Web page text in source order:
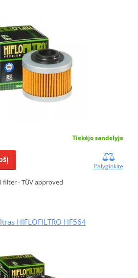
Tiekėjo sandelyje
Palyginkite
filter - TÜV approved
HIFLOFILTRO HF564